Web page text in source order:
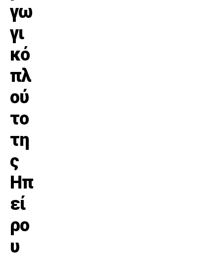
γω
γι
κό
πλ
ού
το
τη
ς
Ηπ
εί
ρο
υ